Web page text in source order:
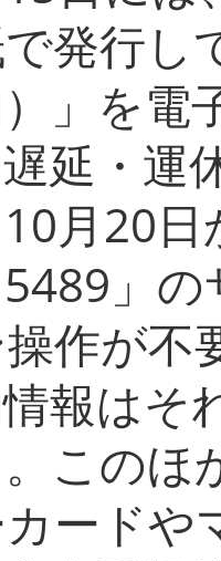
発行し
」を電
延・運
月20
」
作が不
報はそ
このほ
ードや